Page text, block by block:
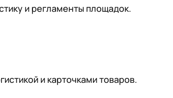
и регламенты площадок.
и карточками товаров.